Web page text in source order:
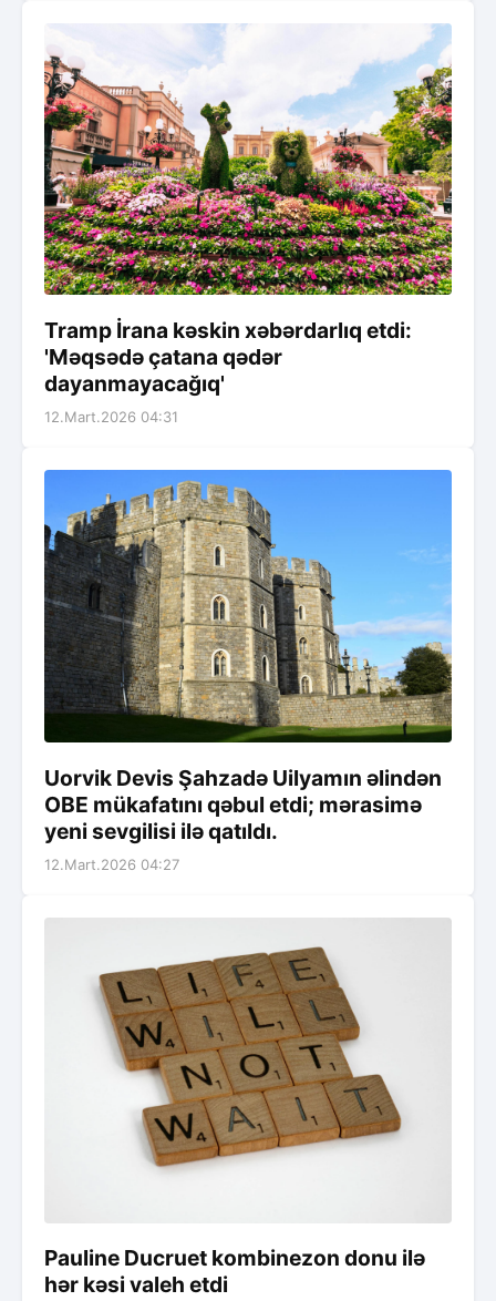
Tramp İrana kəskin xəbərdarlıq etdi:
'Məqsədə çatana qədər
dayanmayacağıq'
12.Mart.2026 04:31
Uorvik Devis Şahzadə Uilyamın əlindən
OBE mükafatını qəbul etdi; mərasimə
yeni sevgilisi ilə qatıldı.
12.Mart.2026 04:27
Pauline Ducruet kombinezon donu ilə
hər kəsi valeh etdi